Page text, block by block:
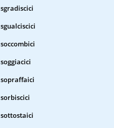
sgradiscici
sgualciscici
soccombici
soggiacici
sopraffaici
sorbiscici
sottostaici